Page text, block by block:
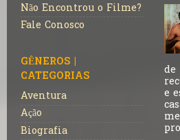
Não Encontrou o Filme?
Fale Conosco
GÊNEROS |
CATEGORIAS
Aventura
Ação
Biografia
de
e